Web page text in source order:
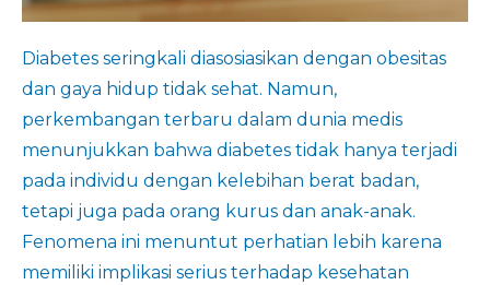
Diabetes seringkali diasosiasikan dengan obesitas
dan gaya hidup tidak sehat. Namun,
perkembangan terbaru dalam dunia medis
menunjukkan bahwa diabetes tidak hanya terjadi
pada individu dengan kelebihan berat badan,
tetapi juga pada orang kurus dan anak-anak.
Fenomena ini menuntut perhatian lebih karena
memiliki implikasi serius terhadap kesehatan